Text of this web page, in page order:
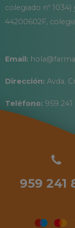
colegiado nº
44200602F,
Email:
Dirección: Avda.
Teléfono: 959
959 241